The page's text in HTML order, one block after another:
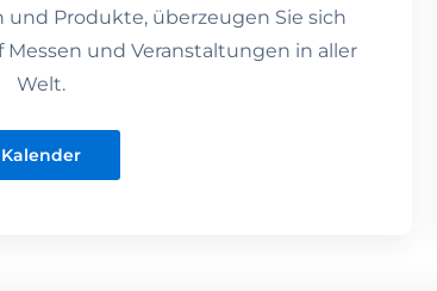
und Produkte, überzeugen Sie sich
und Veranstaltungen in aller
Welt.
Kalender